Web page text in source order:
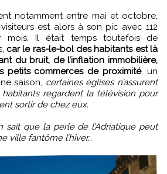
notamment entre mai et octobre,
est alors à son pic avec 112
mois. Il était temps toutefois de
car le ras-le-bol des habitants est là
du bruit, de l’inflation immobilière,
petits commerces de proximité, un
saison, certaines églises n’assurent
regardent la télévision pour
sortir de chez eux.
sait que la perle de l’Adriatique peut
ville fantôme l’hiver…